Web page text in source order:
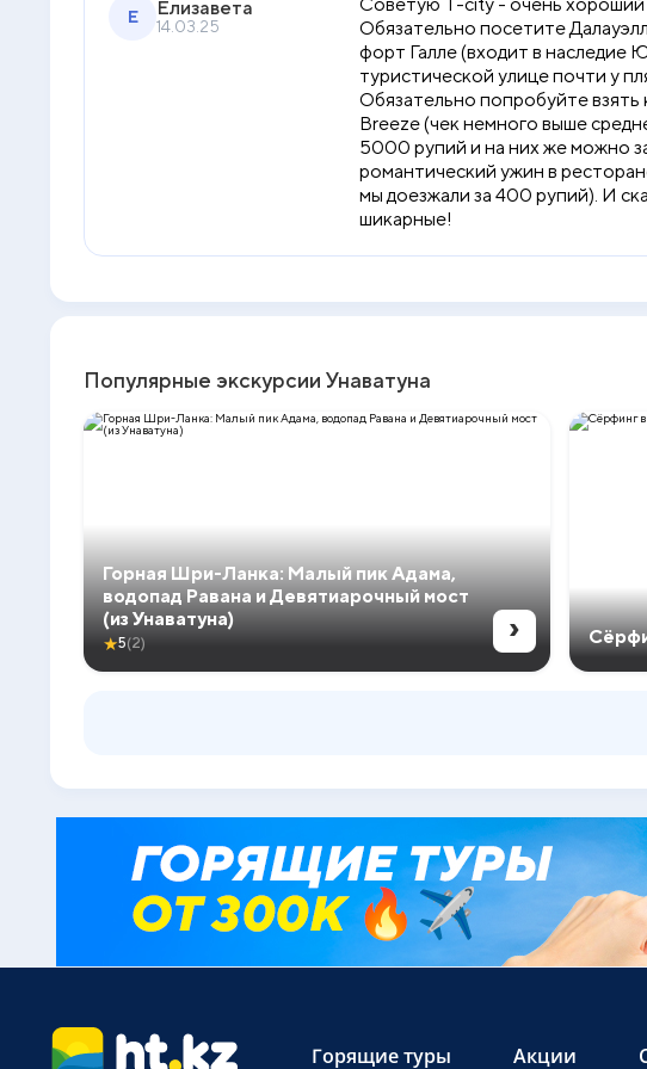
Е Елизавета
14.03.25
Обязательно посетите
форт Галле (входит в
туристической улице почти у
Обязательно попробуйте
Breeze (чек немного выше
5000 рупий и на них же можно
романтический ужин в
мы доезжали за 400 рупий). И
шикарные!
Популярные экскурсии Унаватуна
Горная Шри-Ланка: Малый пик Адама,
водопад Равана и Девятиарочный мост
(из Унаватуна)
★5(2) ›
Горящие туры Акции